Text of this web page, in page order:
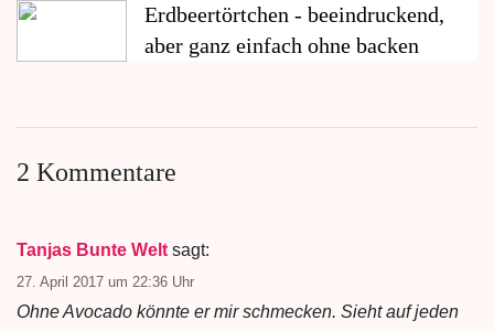
Erdbeertörtchen - beeindruckend,
aber ganz einfach ohne backen
2 Kommentare
Tanjas Bunte Welt sagt:
27. April 2017 um 22:36 Uhr
Ohne Avocado könnte er mir schmecken. Sieht auf jeden